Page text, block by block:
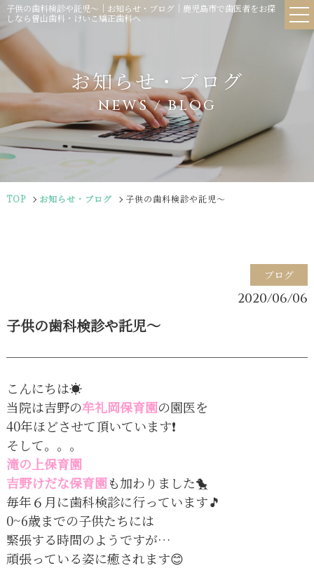
子供の歯科検診や託児〜｜お知らせ・ブログ｜鹿児島市で歯医者をお探
しなら曽山歯科・けいこ矯正歯科へ
お知らせ・ブログ
NEWS / BLOG
TOP お知らせ・ブログ 子供の歯科検診や託児〜
ブログ
2020/06/06
子供の歯科検診や託児〜
こんにちは☀️
当院は吉野の牟礼岡保育園の園医を
40年ほどさせて頂いています❗
そして。。。
滝の上保育園
吉野けだな保育園も加わりました🐤
毎年６月に歯科検診に行っています🎵
0~6歳までの子供たちには
緊張する時間のようですが…
頑張っている姿に癒されます😊